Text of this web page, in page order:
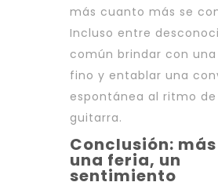
más cuanto más se
Incluso entre
común brindar con
fino y entablar una
espontánea al ritmo de
guitarra.
Conclusión:
una feria, un
sentimiento